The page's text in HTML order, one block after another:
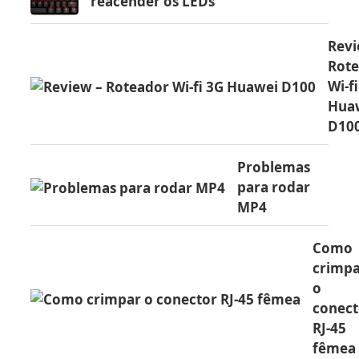
Wi-
Problemas
para rodar
MP4
Como
o
RJ-45
fêmea